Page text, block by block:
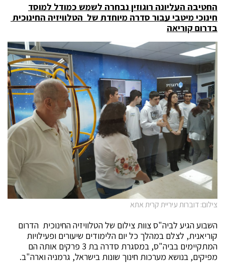
החטיבה העליונה רוגוזין נבחרה לשמש כמודל למוסד
חינוכי מיטבי עבור סדרה מיוחדת של הטלוויזיה החינוכית
בדרום קוריאה
צילום: דוברות עיריית קרית אתא
השבוע הגיע לביה"ס צוות צילום של הטלוויזיה החינוכית הדרום
קוריאנית, לצלם במהלך כל יום הלימודים שיעורים ופעילויות
המתקיימים בביה"ס, במסגרת סדרה בת 3 פרקים אותה הם
מפיקים, בנושא מערכות חינוך שונות בישראל, גרמניה וארה"ב.